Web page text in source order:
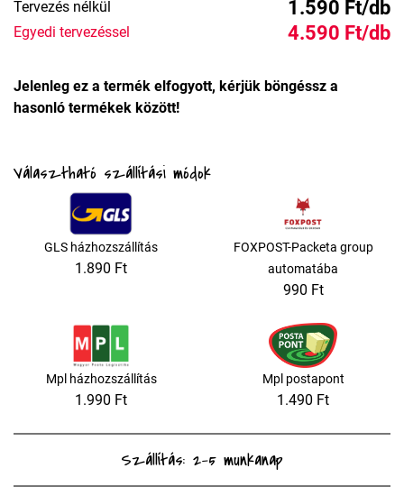
Tervezés nélkül 1.590 Ft/db
Egyedi tervezéssel 4.590 Ft/db
Jelenleg ez a termék elfogyott, kérjük böngéssz a
hasonló termékek között!
Választható szállítási módok
GLS házhozszállítás
1.890 Ft
FOXPOST-Packeta group
automatába
990 Ft
Mpl házhozszállítás
1.990 Ft
Mpl postapont
1.490 Ft
Szállítás: 2-5 munkanap